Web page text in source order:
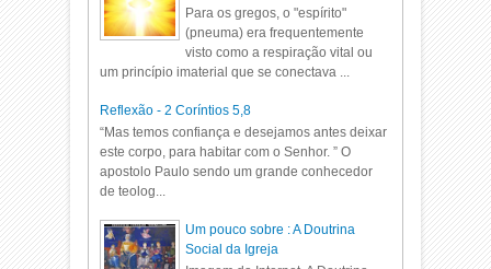
Para os gregos, o "espírito"
(pneuma) era frequentemente
visto como a respiração vital ou
um princípio imaterial que se conectava ...
Reflexão - 2 Coríntios 5,8
“Mas temos confiança e desejamos antes deixar
este corpo, para habitar com o Senhor. ” O
apostolo Paulo sendo um grande conhecedor
de teolog...
Um pouco sobre : A Doutrina
Social da Igreja